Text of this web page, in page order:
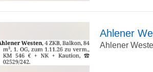
Detailseite
zur
Ahlener
Ahlener